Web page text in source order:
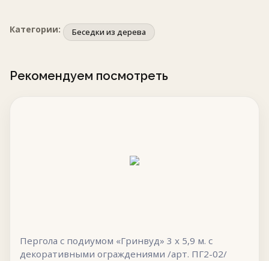
Категории: Беседки из дерева
Рекомендуем посмотреть
Пергола с подиумом «Гринвуд» 3 х 5,9 м. с
декоративными ограждениями /арт. ПГ2-02/